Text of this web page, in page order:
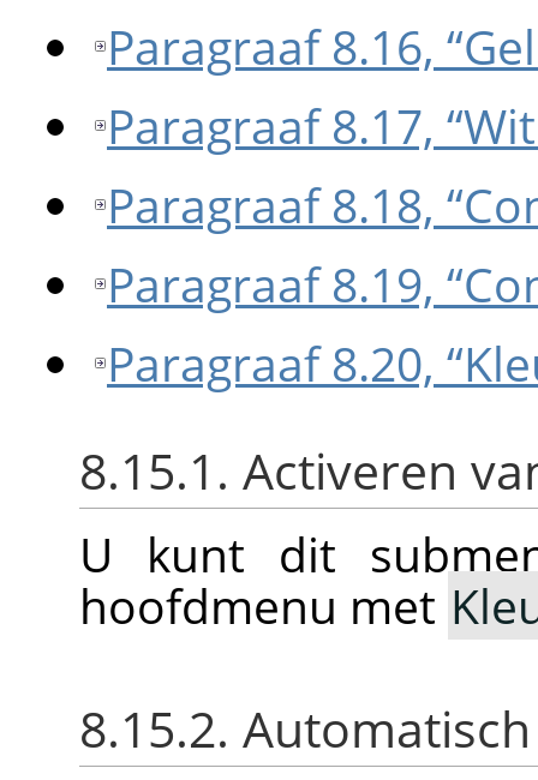
Paragraaf 8.16,
Paragraaf 8.17,
Paragraaf 8.18,
Paragraaf 8.19,
Paragraaf 8.20,
8.15.1. Activeren
U kunt dit
hoofdmenu met
8.15.2.